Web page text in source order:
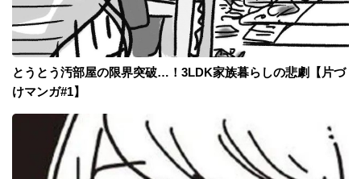
とうとう汚部屋の限界突破…！3LDK家族暮らしの悲劇【片づ
けマンガ#1】